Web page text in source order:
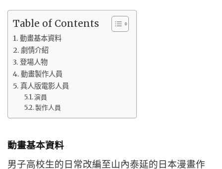
Table of Contents
動畫基本資料
劇情介紹
登場人物
動畫製作人員
真人版電影人員
演員
製作人員
動畫基本資料
男子高校生的日常改編至山內泰延的日本漫畫作